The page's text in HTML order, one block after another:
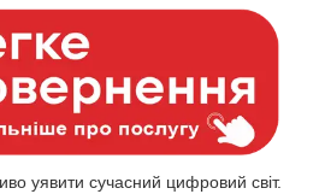
уявити сучасний цифровий світ.